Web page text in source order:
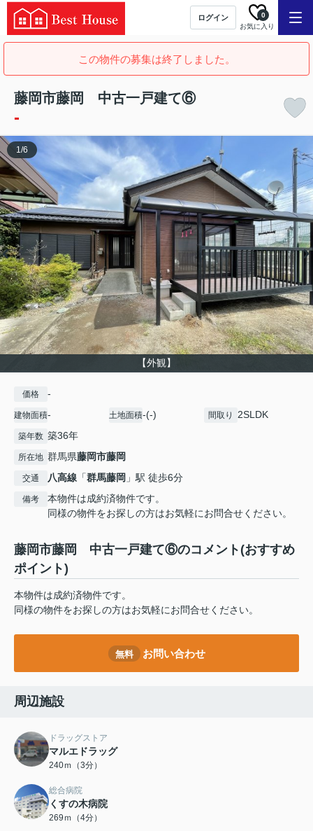
ログイン
お気に入り
0
この物件の募集は終了しました。
藤岡市藤岡 中古一戸建て⑥
-
【外観】
1/6
価格 -
建物面積- 土地面積-(-) 間取り 2SLDK
築年数 築36年
所在地 群馬県藤岡市藤岡
交通 八高線 「群馬藤岡 」駅 徒歩6分
備考
本物件は成約済物件です。
同様の物件をお探しの方はお気軽にお問合せください。
藤岡市藤岡 中古一戸建て⑥のコメント(おすすめ
ポイント)
本物件は成約済物件です。
同様の物件をお探しの方はお気軽にお問合せください。
無料 お問い合わせ
周辺施設
ドラッグストア
マルエドラッグ
240ｍ（3分）
総合病院
くすの木病院
269ｍ（4分）